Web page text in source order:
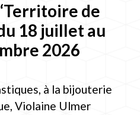
de
18 juillet au
2026
à la bijouterie
Violaine Ulmer